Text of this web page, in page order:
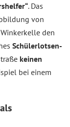
. Das
von
den
Schülerlotsen-
keinen
bei einem